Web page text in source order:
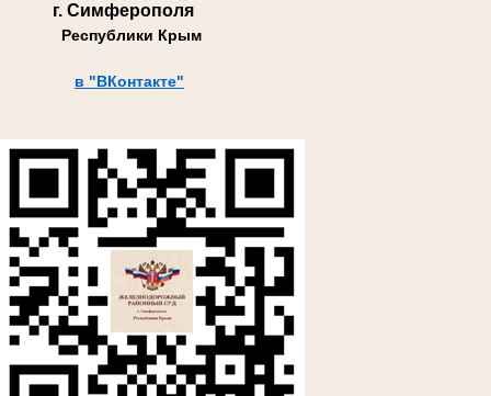
г. Симферополя
Республики Крым
в "ВКонтакте"